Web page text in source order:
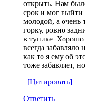
открыть. Нам
срок и мог выйти
молодой, а очень
горку, ровно
в тупике.
всегда
как то я ему об
тоже забавляет,
[Цитировать]
Ответить